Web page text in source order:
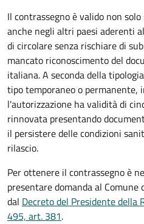
Il contrassegno è valido non
anche negli altri paesi aderenti
di circolare senza rischiare di
mancato riconoscimento del
italiana. A seconda della
tipo temporaneo o permanente,
l'autorizzazione ha validità di
rinnovata presentando
il persistere delle condizioni
rilascio.
Per ottenere il contrassegno è
presentare domanda al
dal Decreto del Presidente
495, art. 381.